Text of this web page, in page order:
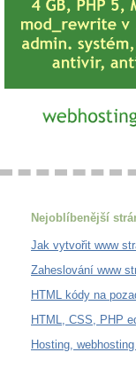
Nejoblíbenější
Jak vytvořit www
Zaheslování www
HTML kódy na
HTML, CSS, PHP
Hosting,